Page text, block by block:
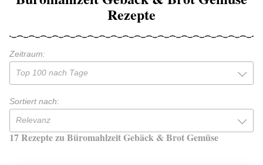
Rezepte
Zeitraum:
Top 100 nach Tage
Sortiert nach:
Relevanz
17 Rezepte zu Büromahlzeit Gebäck & Brot Gemüse